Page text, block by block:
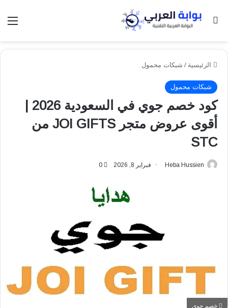
بحث عن
الرئيسية / شبكات محمول
شبكات محمول
أقوى عروض متجر JOI GIFTS من
STC
Heba Hussien فبراير 8, 2026 0
خصم جوي